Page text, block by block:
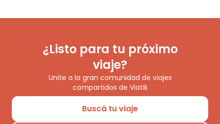
¿Listo para tu próximo
viaje?
Unite a la gran comunidad de viajes
compartidos de Viatik
Buscá tu viaje